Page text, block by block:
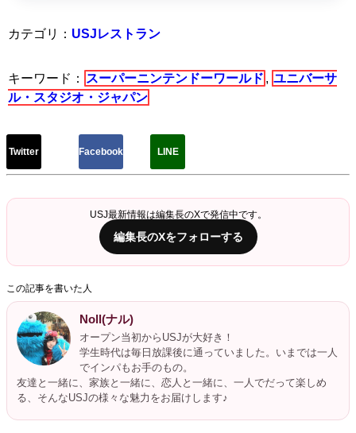
カテゴリ： USJレストラン
キーワード： スーパーニンテンドーワールド , ユニバーサ
ル・スタジオ・ジャパン
Twitter Facebook LINE
USJ最新情報は編集長のXで発信中です。
編集長のXをフォローする
この記事を書いた人
Noll(ナル)
オープン当初からUSJが大好き！
学生時代は毎日放課後に通っていました。いまでは一人
でインパもお手のもの。
友達と一緒に、家族と一緒に、恋人と一緒に、一人でだって楽しめ
る、そんなUSJの様々な魅力をお届けします♪